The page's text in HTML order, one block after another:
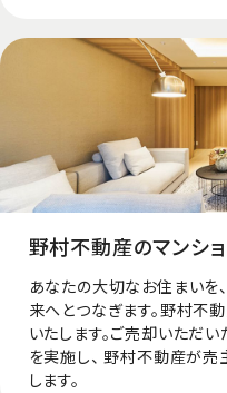
野村不動産のマンシ
あなたの大切なお住まいを
来へとつなぎます。野村不
いたします。ご売却いただ
を実施し、 野村不動産が
します。